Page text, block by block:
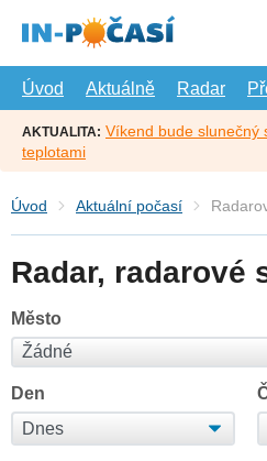
hlavní
Úvod
Aktuálně Radar
AKTUALITA: Víkend bude slunečný
teplotami
Úvod Aktuální počasí
Radar, radarové
Město
Den